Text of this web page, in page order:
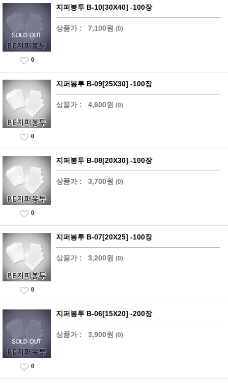
지퍼봉투 B-10[30X40] -100장
상품가 : 7,100원 (0)
0
지퍼봉투 B-09[25X30] -100장
상품가 : 4,600원 (0)
0
지퍼봉투 B-08[20X30] -100장
상품가 : 3,700원 (0)
0
지퍼봉투 B-07[20X25] -100장
상품가 : 3,200원 (0)
0
지퍼봉투 B-06[15X20] -200장
상품가 : 3,900원 (0)
0